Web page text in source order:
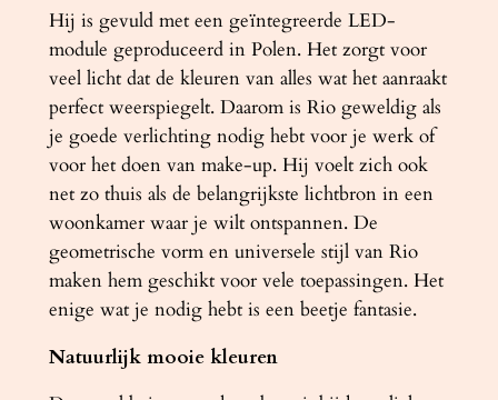
K
a
a
n
t
a
l
Hij is gevuld met een geïntegreerde LED-
module geproduceerd in Polen. Het zorgt voor
veel licht dat de kleuren van alles wat het aanraakt
perfect weerspiegelt. Daarom is Rio geweldig als
je goede verlichting nodig hebt voor je werk of
voor het doen van make-up. Hij voelt zich ook
net zo thuis als de belangrijkste lichtbron in een
woonkamer waar je wilt ontspannen. De
geometrische vorm en universele stijl van Rio
maken hem geschikt voor vele toepassingen. Het
enige wat je nodig hebt is een beetje fantasie.
Natuurlijk mooie kleuren